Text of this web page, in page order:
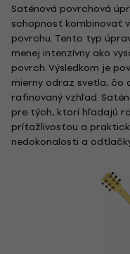
Saténová povrchová
schopnosť kombinovať
povrchu. Tento typ
menej intenzívny ako
povrch. Výsledkom je
mierny odraz svetla, čo
rafinovaný vzhľad.
pre tých, ktorí hľadajú
príťažlivosťou a
nedokonalosti a